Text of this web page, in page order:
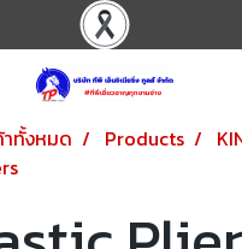
ทั้งหมด Products